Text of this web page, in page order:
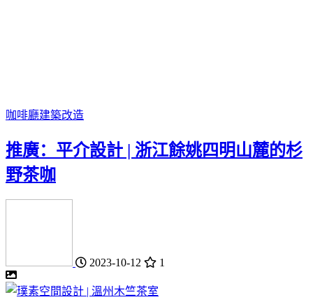
咖啡廳建築改造
推廣：平介設計 | 浙江餘姚四明山麓的杉
野茶咖
2023-10-12 1